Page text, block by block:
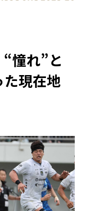
憧れ”と
現在地